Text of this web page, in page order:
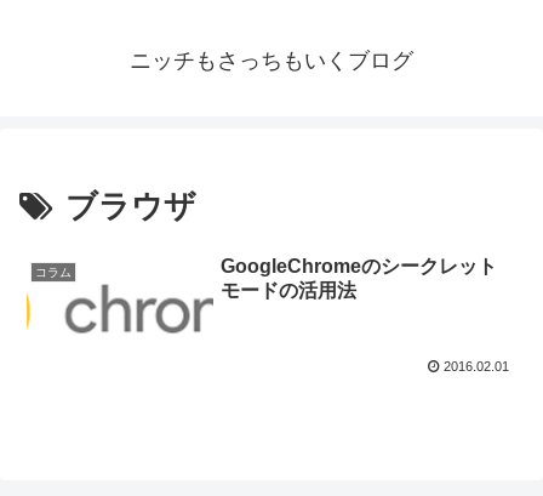
ニッチもさっちもいくブログ
ブラウザ
コラム
GoogleChromeのシークレット
モードの活用法
2016.02.01